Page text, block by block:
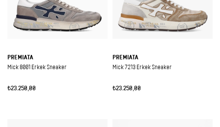
PREMIATA
Mick 8001 Erkek Sneaker
₺23.250,00
PREMIATA
Mick 7213 Erkek Sneaker
₺23.250,00